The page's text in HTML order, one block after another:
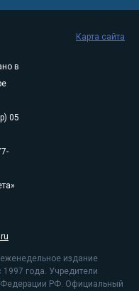
в
05
издание
года. Учредители
Федерации РФ. Официальный
Карта сайта